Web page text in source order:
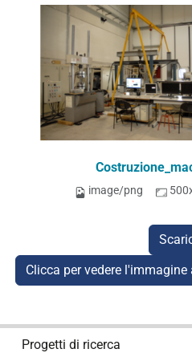
image/png
Clicca per vedere
Progetti di ricerca